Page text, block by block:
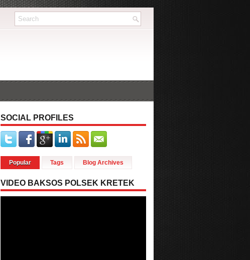
SOCIAL PROFILES
Popular Tags Blog Archives
VIDEO BAKSOS POLSEK KRETEK